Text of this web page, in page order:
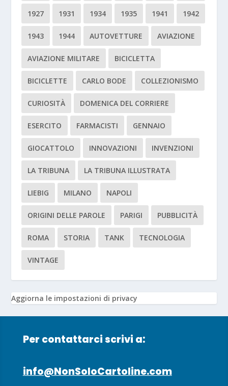
1927 1931 1934 1935 1941 1942
1943 1944 AUTOVETTURE AVIAZIONE
AVIAZIONE MILITARE BICICLETTA
BICICLETTE CARLO BODE COLLEZIONISMO
CURIOSITÀ DOMENICA DEL CORRIERE
ESERCITO FARMACISTI GENNAIO
GIOCATTOLO INNOVAZIONI INVENZIONI
LA TRIBUNA LA TRIBUNA ILLUSTRATA
LIEBIG MILANO NAPOLI
ORIGINI DELLE PAROLE PARIGI PUBBLICITÀ
ROMA STORIA TANK TECNOLOGIA
VINTAGE
Aggiorna le impostazioni di privacy
Per contattarci scrivi a:
info@NonSoloCartoline.com